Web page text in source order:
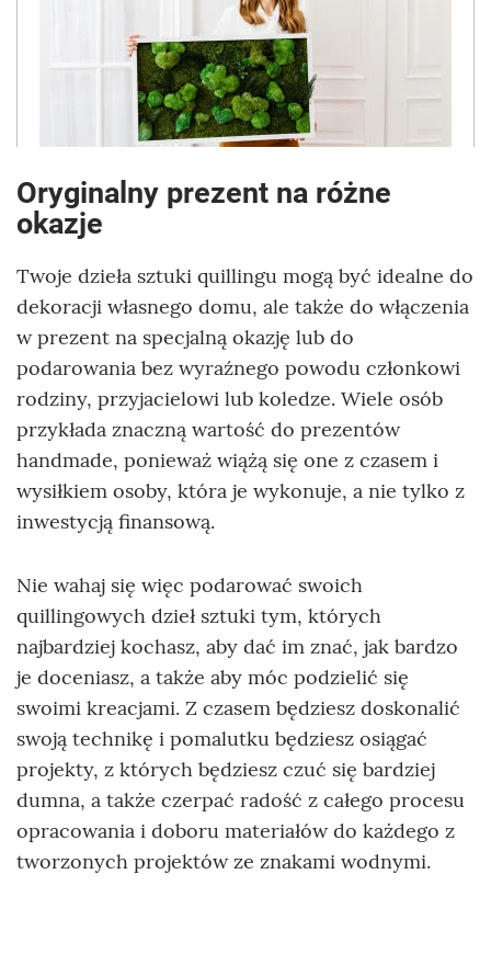
Oryginalny prezent na różne
okazje
Twoje dzieła sztuki quillingu mogą być idealne do
dekoracji własnego domu, ale także do włączenia
w prezent na specjalną okazję lub do
podarowania bez wyraźnego powodu członkowi
rodziny, przyjacielowi lub koledze. Wiele osób
przykłada znaczną wartość do prezentów
handmade, ponieważ wiążą się one z czasem i
wysiłkiem osoby, która je wykonuje, a nie tylko z
inwestycją finansową.
Nie wahaj się więc podarować swoich
quillingowych dzieł sztuki tym, których
najbardziej kochasz, aby dać im znać, jak bardzo
je doceniasz, a także aby móc podzielić się
swoimi kreacjami. Z czasem będziesz doskonalić
swoją technikę i pomalutku będziesz osiągać
projekty, z których będziesz czuć się bardziej
dumna, a także czerpać radość z całego procesu
opracowania i doboru materiałów do każdego z
tworzonych projektów ze znakami wodnymi.